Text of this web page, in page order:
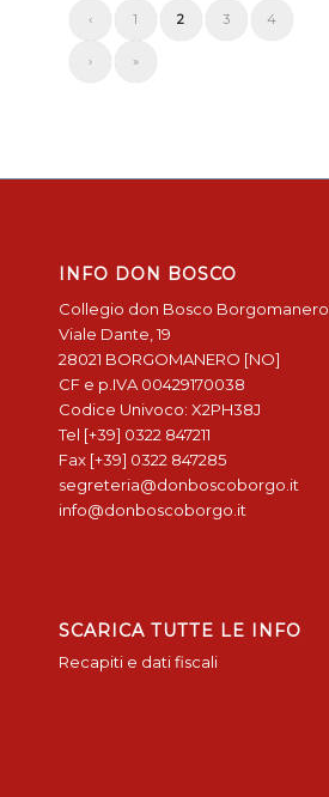
‹ 1 2 3 4
› »
INFO DON BOSCO
Collegio don Bosco Borgomanero
Viale Dante, 19
28021 BORGOMANERO [NO]
CF e p.IVA 00429170038
Codice Univoco: X2PH38J
Tel [+39] 0322 847211
Fax [+39] 0322 847285
segreteria@donboscoborgo.it
info@donboscoborgo.it
SCARICA TUTTE LE INFO
Recapiti e dati fiscali